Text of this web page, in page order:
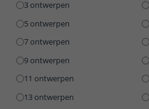
3 ontwerpen
5 ontwerpen
7 ontwerpen
9 ontwerpen
11 ontwerpen
13 ontwerpen